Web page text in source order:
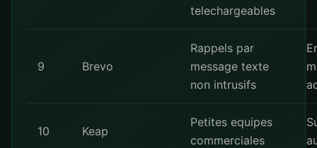
telechargeables
9 Brevo
Rappels par
message texte
non intrusifs
10 Keap
Petites equipes
commerciales